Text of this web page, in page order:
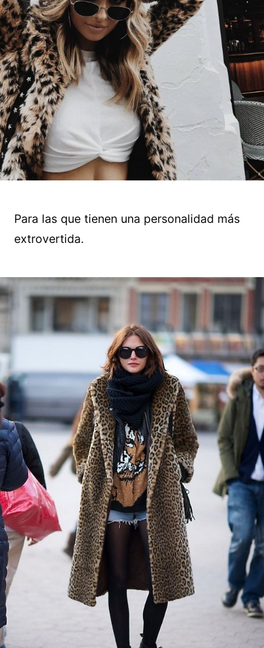
Para las que tienen una personalidad más
extrovertida.